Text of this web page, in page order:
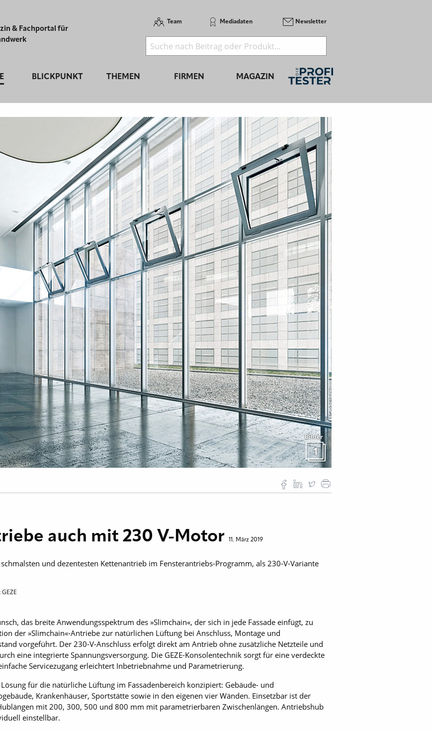
& Fachportal für
Team Mediadaten Newsletter
BLICKPUNKT THEMEN FIRMEN MAGAZIN
Bilder
1
auch mit 230 V-Motor 11. März 2019
und dezentesten Kettenantrieb im Fensterantriebs-Programm, als 230-V-Variante
das breite Anwendungsspektrum des »Slimchain«, der sich in jede Fassade einfügt, zu
der »Slimchain«-Antriebe zur natürlichen Lüftung bei Anschluss, Montage und
vorgeführt. Der 230-V-Anschluss erfolgt direkt am Antrieb ohne zusätzliche Netzteile und
eine integrierte Spannungsversorgung. Die GEZE-Konsolentechnik sorgt für eine verdeckte
Servicezugang erleichtert Inbetriebnahme und Parametrierung.
für die natürliche Lüftung im Fassadenbereich konzipiert: Gebäude- und
Krankenhäuser, Sportstätte sowie in den eigenen vier Wänden. Einsetzbar ist der
mit 200, 300, 500 und 800 mm mit parametrierbaren Zwischenlängen. Antriebshub
einstellbar.